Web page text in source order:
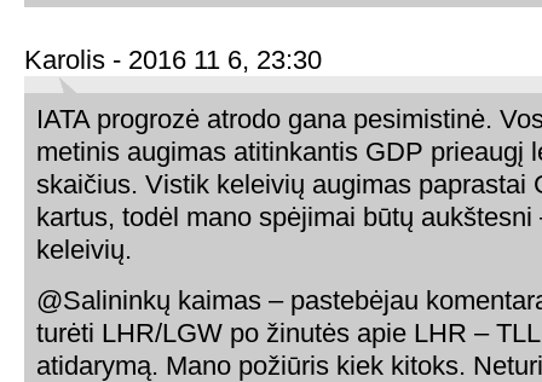
Karolis - 2016 11 6, 23:30
IATA progrozė atrodo gana pesimistinė.
metinis augimas atitinkantis GDP prieaugį
skaičius. Vistik keleivių augimas paprastai
kartus, todėl mano spėjimai būtų aukštesni
keleivių.
@Salininkų kaimas – pastebėjau
turėti LHR/LGW po žinutės apie LHR –
atidarymą. Mano požiūris kiek kitoks.